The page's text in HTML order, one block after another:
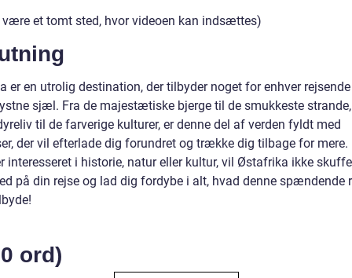
være et tomt sted, hvor videoen kan indsættes)
er en utrolig destination, der tilbyder noget for enhver
sjæl. Fra de majestætiske bjerge til de smukkeste
til de farverige kulturer, er denne del af verden fyldt med
der vil efterlade dig forundret og trække dig tilbage for mere.
interesseret i historie, natur eller kultur, vil Østafrika ikke
på din rejse og lad dig fordybe i alt, hvad denne spændende
ord)